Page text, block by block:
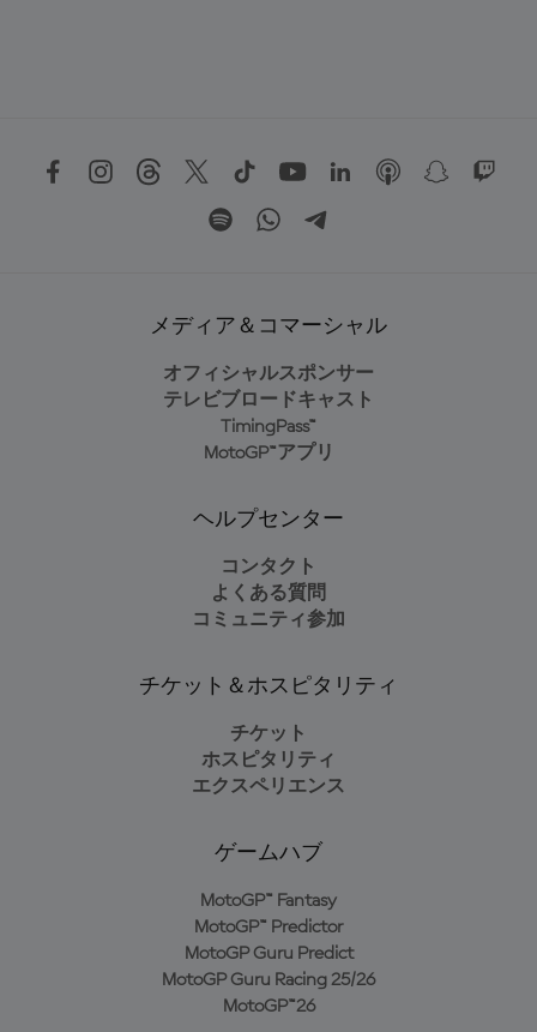
メディア＆コマーシャル
オフィシャルスポンサー
テレビブロードキャスト
TimingPass™
MotoGP™アプリ
ヘルプセンター
コンタクト
よくある質問
コミュニティ参加
チケット＆ホスピタリティ
チケット
ホスピタリティ
エクスペリエンス
ゲームハブ
MotoGP™ Fantasy
MotoGP™ Predictor
MotoGP Guru Predict
MotoGP Guru Racing 25/26
MotoGP™26